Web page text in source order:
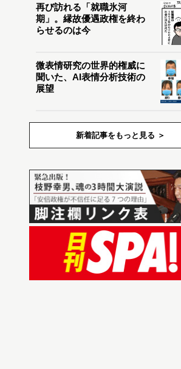
再び訪れる「就職氷河
期」。縁故優遇政権を終わ
らせるのは今
微表情研究の世界的権威に
聞いた、AI表情分析技術の
展望
新着記事をもっと見る